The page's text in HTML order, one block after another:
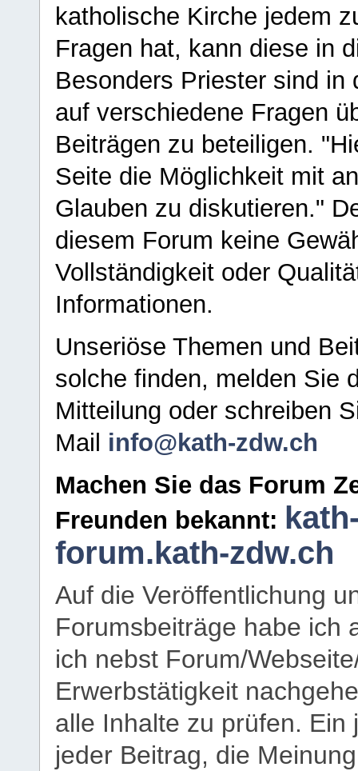
katholische Kirche jedem
Fragen hat, kann diese in
Besonders Priester sind in
auf verschiedene Fragen
Beiträgen zu beteiligen.
Seite die Möglichkeit mit
Glauben zu diskutieren."
diesem Forum keine
Vollständigkeit oder
Informationen.
Unseriöse Themen und
solche finden, melden Sie
Mitteilung oder schreiben
Mail info@kath-zdw.ch
Machen Sie das Forum
Freunden bekannt:
forum.kath-zdw.ch
Auf die Veröffentlichung
Forumsbeiträge habe ich
ich nebst Forum/
Erwerbstätigkeit
alle Inhalte zu prüfen.
jeder Beitrag, die